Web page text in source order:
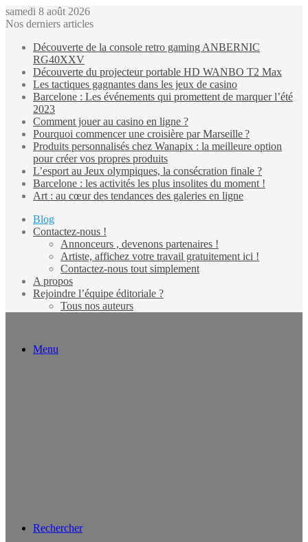
samedi 8 août 2026
Nos derniers articles
Découverte de la console retro gaming ANBERNIC
RG40XXV
Découverte du projecteur portable HD WANBO T2 Max
Les tactiques gagnantes dans les jeux de casino
Barcelone : Les événements qui promettent de marquer l’été
2023
Comment jouer au casino en ligne ?
Pourquoi commencer une croisière par Marseille ?
Produits personnalisés chez Wanapix : la meilleure option
pour créer vos propres produits
L’esport au Jeux olympiques, la consécration finale ?
Barcelone : les activités les plus insolites du moment !
Art : au cœur des tendances des galeries en ligne
Blog
Contactez-nous !
Annonceurs , devenons partenaires !
Artiste, affichez votre travail gratuitement ici !
Contactez-nous tout simplement
A propos
Rejoindre l’équipe éditoriale ?
Tous nos auteurs
Menu
Rechercher